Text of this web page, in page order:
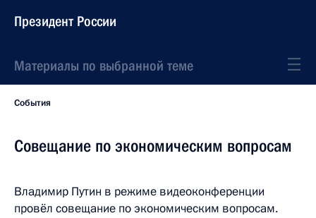
Президент России
Материалы по выбранной теме
События
Совещание по экономическим вопросам
Владимир Путин в режиме видеоконференции
провёл совещание по экономическим вопросам.